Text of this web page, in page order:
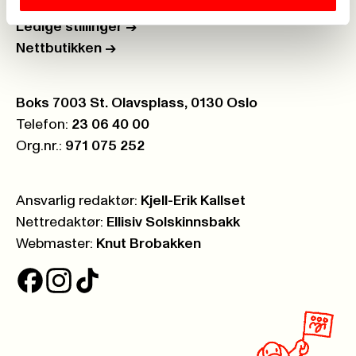
Ledige stillinger->
Nettbutikken ->
Postboks:
Boks 7003 St. Olavsplass, 0130 Oslo
Telefon: 23 06 40 00
Org.nr.: 971 075 252
Ansvarlig redaktør: Kjell-Erik Kallset
Nettredaktør: Ellisiv Solskinnsbakk
Webmaster: Knut Brobakken